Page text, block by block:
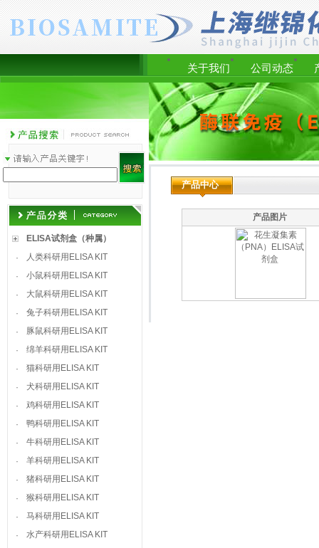
关于我们 公司动态
ELISA试剂盒（种属）
·
人类科研用ELISA KIT
·
小鼠科研用ELISA KIT
·
大鼠科研用ELISA KIT
·
兔子科研用ELISA KIT
·
豚鼠科研用ELISA KIT
·
绵羊科研用ELISA KIT
·
猫科研用ELISA KIT
·
犬科研用ELISA KIT
·
鸡科研用ELISA KIT
·
鸭科研用ELISA KIT
·
牛科研用ELISA KIT
·
羊科研用ELISA KIT
·
猪科研用ELISA KIT
·
猴科研用ELISA KIT
·
马科研用ELISA KIT
·
水产科研用ELISA KIT
产品中心
产品图片